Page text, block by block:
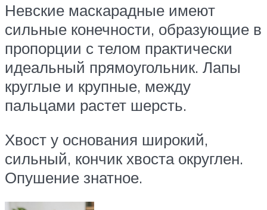
Невские маскарадные имеют
сильные конечности, образующие в
пропорции с телом практически
идеальный прямоугольник. Лапы
круглые и крупные, между
пальцами растет шерсть.
Хвост у основания широкий,
сильный, кончик хвоста округлен.
Опушение знатное.